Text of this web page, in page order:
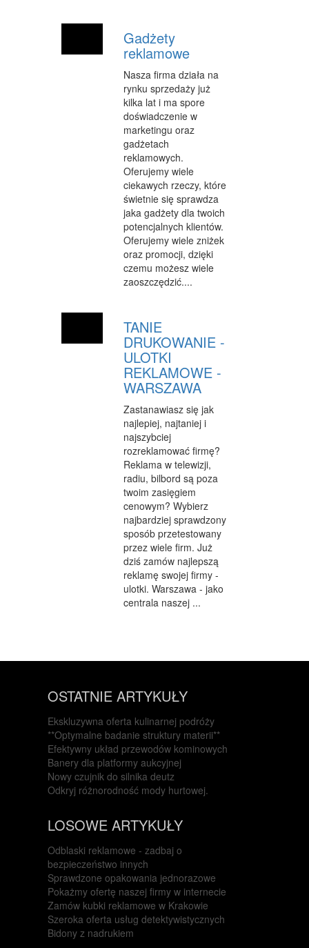
Gadżety
reklamowe
Nasza firma działa na
rynku sprzedaży już
kilka lat i ma spore
doświadczenie w
marketingu oraz
gadżetach
reklamowych.
Oferujemy wiele
ciekawych rzeczy, które
świetnie się sprawdza
jaka gadżety dla twoich
potencjalnych klientów.
Oferujemy wiele zniżek
oraz promocji, dzięki
czemu możesz wiele
zaoszczędzić....
TANIE
DRUKOWANIE -
ULOTKI
REKLAMOWE -
WARSZAWA
Zastanawiasz się jak
najlepiej, najtaniej i
najszybciej
rozreklamować firmę?
Reklama w telewizji,
radiu, bilbord są poza
twoim zasięgiem
cenowym? Wybierz
najbardziej sprawdzony
sposób przetestowany
przez wiele firm. Już
dziś zamów najlepszą
reklamę swojej firmy -
ulotki. Warszawa - jako
centrala naszej ...
OSTATNIE ARTYKUŁY
Ekskluzywna oferta kulinarnej podróży
**Optymalne badanie struktury materii**
Efektywny układ przewodów kominowych
Banery dla platformy aukcyjnej
Nowy czujnik do silnika deutz
Odkryj różnorodność mody hurtowej.
LOSOWE ARTYKUŁY
Odblaski reklamowe - zadbaj o
bezpieczeństwo innych
Sprawdzone opakowania jednorazowe
Pokażmy ofertę naszej firmy w internecie
Zamów kubki reklamowe w Krakowie
Szeroka oferta usług detektywistycznych
Bidony z nadrukiem